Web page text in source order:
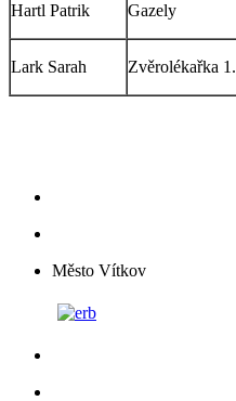
Hartl Patrik Gazely
Lark Sarah Zvěrolékařka 1.
Město Vítkov